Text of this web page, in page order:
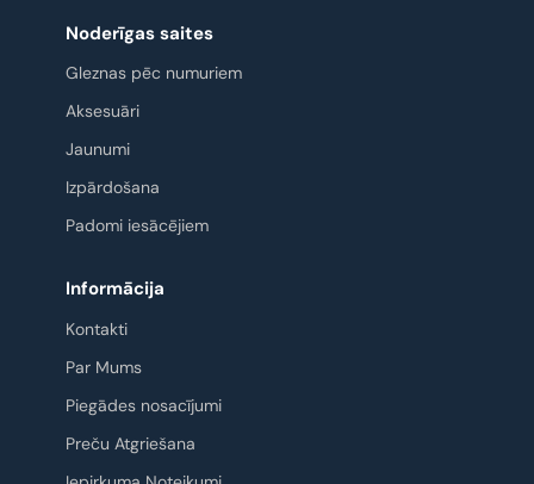
Noderīgas saites
Gleznas pēc numuriem
Aksesuāri
Jaunumi
Izpārdošana
Padomi iesācējiem
Informācija
Kontakti
Par Mums
Piegādes nosacījumi
Preču Atgriešana